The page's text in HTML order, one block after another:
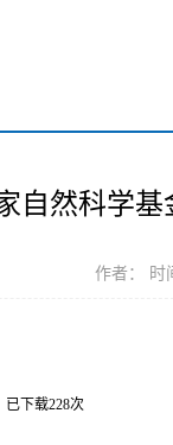
自然科学
作者： 时
已下载228次